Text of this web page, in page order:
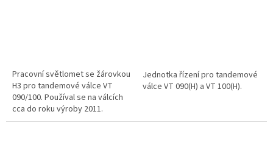
Pracovní světlomet se žárovkou
H3 pro tandemové válce VT
090/100. Používal se na válcích
cca do roku výroby 2011.
Jednotka řízení pro tandemové
válce VT 090(H) a VT 100(H).